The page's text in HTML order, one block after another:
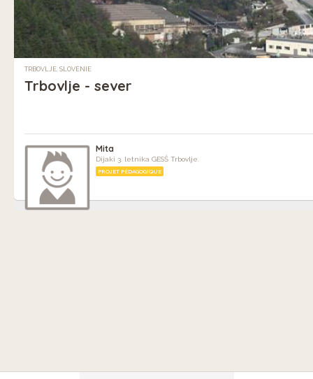
TRBOVLJE, SLOVÉNIE
Trbovlje - sever
Mita
Dijaki 3. letnika GESŠ Trbovlje.
PROJET PÉDAGOGIQUE